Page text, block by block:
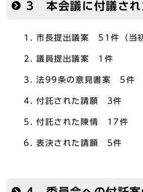
3 本会議に付議され
市長提出議案 51件（当
議員提出議案 1件
法99条の意見書案 5件
付託された請願 3件
付託された陳情 17件
表決された請願 5件